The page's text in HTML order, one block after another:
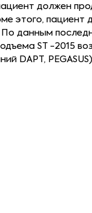
должен
этого,
По данным
ST -2015
DAPT,